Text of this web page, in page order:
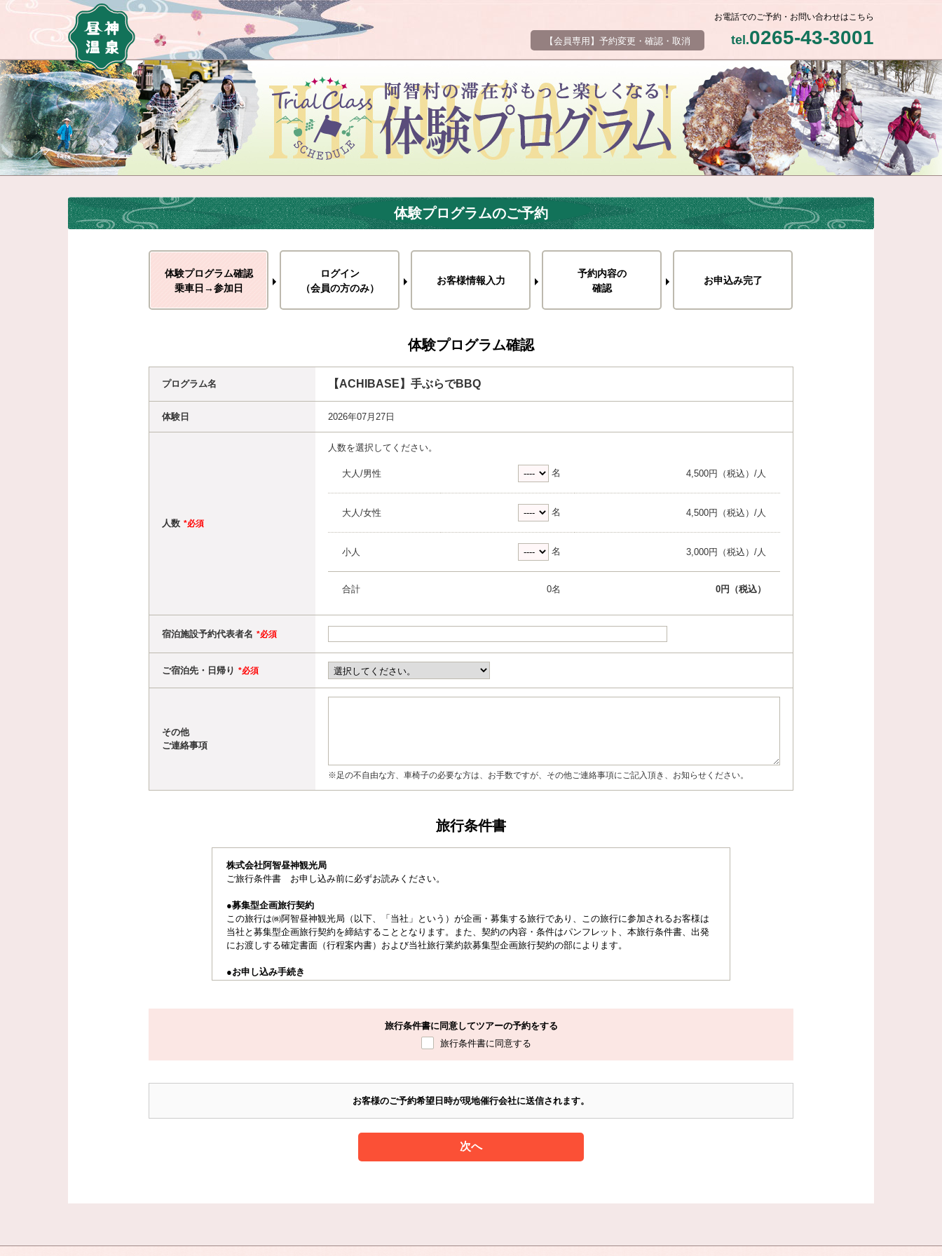
【会員専用】予約変更・確認・取消
お電話でのご予約・お問い合わせはこちら
tel.0265-43-3001
体験プログラムのご予約
体験プログラム確認
乗車日→参加日
ログイン
（会員の方のみ）
お客様情報入力
予約内容の
確認
お申込み完了
体験プログラム確認
プログラム名 【ACHIBASE】手ぶらでBBQ
体験日 2026年07月27日
人数 *必須
人数を選択してください。
大人/男性 名 4,500円（税込）/人
大人/女性 名 4,500円（税込）/人
小人 名 3,000円（税込）/人
合計 0名 0円（税込）
宿泊施設予約代表者名 *必須
ご宿泊先・日帰り *必須
その他
ご連絡事項
※足の不自由な方、車椅子の必要な方は、お手数ですが、その他ご連絡事項にご記入頂き、お知らせください。
旅行条件書
株式会社阿智昼神観光局
ご旅行条件書 お申し込み前に必ずお読みください。
●募集型企画旅行契約
この旅行は㈱阿智昼神観光局（以下、「当社」という）が企画・募集する旅行であり、この旅行に参加されるお客様は
当社と募集型企画旅行契約を締結することとなります。また、契約の内容・条件はパンフレット、本旅行条件書、出発
にお渡しする確定書面（行程案内書）および当社旅行業約款募集型企画旅行契約の部によります。
●お申し込み手続き
お1人20,000円または金額（30,000円未満の国内旅行にご参加の場合は旅行費用の全額）を5日以内にご送金ください。
（ご送金方法は、（1）銀行振込（2）直接来社のいずれかの方法でお願いします。）予約金がご入金になった時点をも
って旅行契約が成立したものといたします。電話等による予約だけでは成立いたしません。
尚、残金（旅行総費用から申込金を差し引いた金額）は、各ご出発日の14日前迄にお支払い（お振込み）ください。
会費（旅行代金）は、1室利用人数により異なります。（2名1部屋、3名1部屋、4名1部屋利用）
利用人数により1部屋等の旅行代金が異なる場合、相部屋等の参加予定者の1部が取り消した場合は取り消した旅行者か
らは取消料を収受し、残りの参加旅行者から新たな利用人数に応じた旅行代金または差額をいただきます。
旅行条件書に同意してツアーの予約をする
旅行条件書に同意する
お客様のご予約希望日時が現地催行会社に送信されます。
次へ